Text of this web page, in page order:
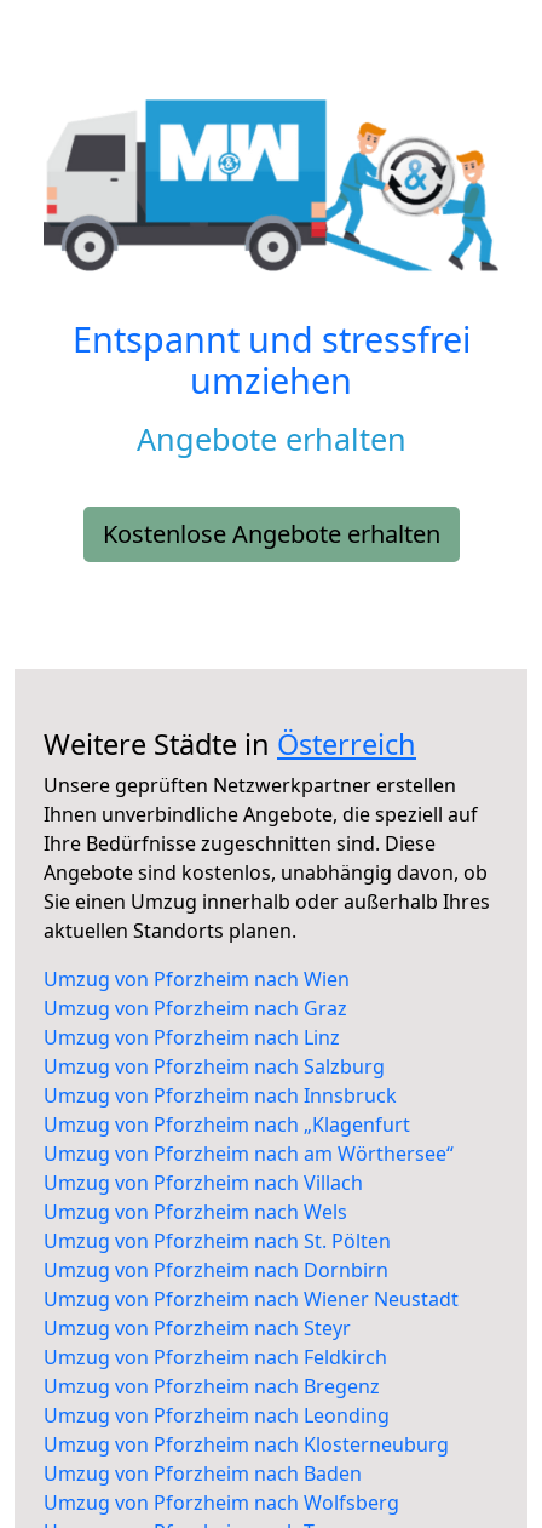
Entspannt und stressfrei
umziehen
Angebote erhalten
Kostenlose Angebote erhalten
Weitere Städte in Österreich
Unsere geprüften Netzwerkpartner erstellen
Ihnen unverbindliche Angebote, die speziell auf
Ihre Bedürfnisse zugeschnitten sind. Diese
Angebote sind kostenlos, unabhängig davon, ob
Sie einen Umzug innerhalb oder außerhalb Ihres
aktuellen Standorts planen.
Umzug von Pforzheim nach Wien
Umzug von Pforzheim nach Graz
Umzug von Pforzheim nach Linz
Umzug von Pforzheim nach Salzburg
Umzug von Pforzheim nach Innsbruck
Umzug von Pforzheim nach „Klagenfurt
Umzug von Pforzheim nach am Wörthersee“
Umzug von Pforzheim nach Villach
Umzug von Pforzheim nach Wels
Umzug von Pforzheim nach St. Pölten
Umzug von Pforzheim nach Dornbirn
Umzug von Pforzheim nach Wiener Neustadt
Umzug von Pforzheim nach Steyr
Umzug von Pforzheim nach Feldkirch
Umzug von Pforzheim nach Bregenz
Umzug von Pforzheim nach Leonding
Umzug von Pforzheim nach Klosterneuburg
Umzug von Pforzheim nach Baden
Umzug von Pforzheim nach Wolfsberg